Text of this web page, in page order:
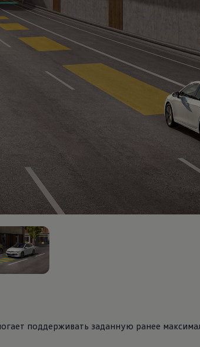
с двигателями внутреннего
поддерживать заданную ранее